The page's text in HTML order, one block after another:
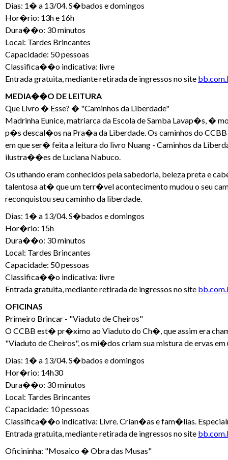
Dias: 1� a 13/04. S�bados e domingos
Hor�rio: 13h e 16h
Dura��o: 30 minutos
Local: Tardes Brincantes
Capacidade: 50 pessoas
Classifica��o indicativa: livre
Entrada gratuita, mediante retirada de ingressos no site
MEDIA��O DE LEITURA
Que Livro � Esse? � "Caminhos da Liberdade"
Madrinha Eunice, matriarca da Escola de Samba Lavap�s, �
p�s descal�os na Pra�a da Liberdade. Os caminhos do
em que ser� feita a leitura do livro Nuang - Caminhos da
ilustra��es de Luciana Nabuco.
Os uthando eram conhecidos pela sabedoria, beleza preta e
talentosa at� que um terr�vel acontecimento mudou o seu
reconquistou seu caminho da liberdade.
Dias: 1� a 13/04. S�bados e domingos
Hor�rio: 15h
Dura��o: 30 minutos
Local: Tardes Brincantes
Capacidade: 50 pessoas
Classifica��o indicativa: livre
Entrada gratuita, mediante retirada de ingressos no site
OFICINAS
Primeiro Brincar - "Viaduto de Cheiros"
O CCBB est� pr�ximo ao Viaduto do Ch�, que assim era
"Viaduto de Cheiros", os mi�dos criam sua mistura de ervas
Dias: 1� a 13/04. S�bados e domingos
Hor�rio: 14h30
Dura��o: 30 minutos
Local: Tardes Brincantes
Capacidade: 10 pessoas
Classifica��o indicativa: Livre. Crian�as e fam�lias.
Entrada gratuita, mediante retirada de ingressos no site
Oficininha: "Mosaico � Obra das Musas"